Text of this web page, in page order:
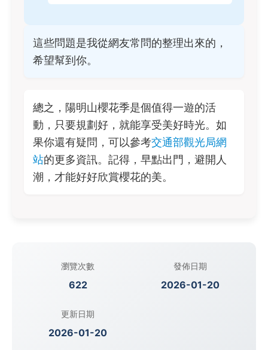
這些問題是我從網友常問的整理出來的，
希望幫到你。
總之，陽明山櫻花季是個值得一遊的活
動，只要規劃好，就能享受美好時光。如
果你還有疑問，可以參考交通部觀光局網
站的更多資訊。記得，早點出門，避開人
潮，才能好好欣賞櫻花的美。
瀏覽次數
622
發佈日期
2026-01-20
更新日期
2026-01-20